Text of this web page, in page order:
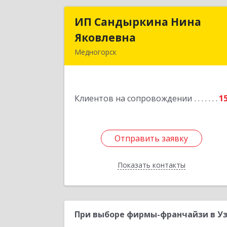
ИП Сандыркина Нина
Яковлевна
Медногорск
Клиентов на сопровождении
Отправить заявку
Показать контакты
ИП Сандыркина Нина
Отправить заявку
Назад
При выборе фирмы-франчайзи в